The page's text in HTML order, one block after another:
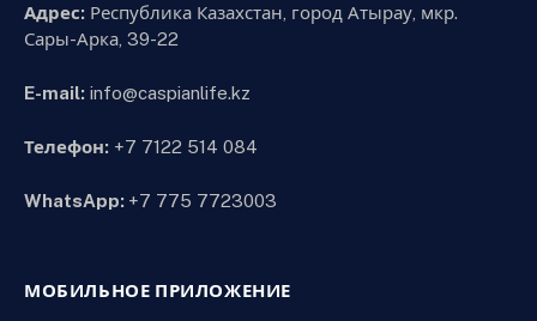
Адрес: Республика Казахстан, город Атырау, мкр.
Сары-Арка, 39-22
E-mail: info@caspianlife.kz
Телефон: +7 7122 514 084
WhatsApp: +7 775 7723003
МОБИЛЬНОЕ ПРИЛОЖЕНИЕ